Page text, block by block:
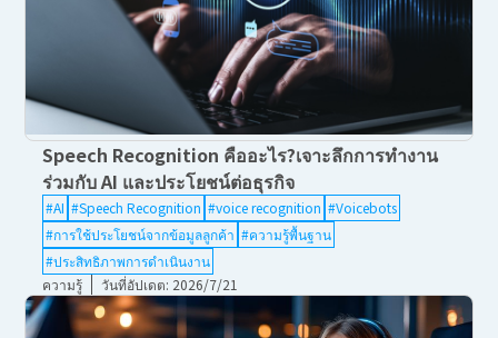
Speech Recognition คืออะไร?เจาะลึกการทำงาน
ร่วมกับ AI และประโยชน์ต่อธุรกิจ
#AI #Speech Recognition #voice recognition #Voicebots
#การใช้ประโยชน์จากข้อมูลลูกค้า #ความรู้พื้นฐาน
#ประสิทธิภาพการดำเนินงาน
ความรู้
วันที่อัปเดต: 2026/7/21